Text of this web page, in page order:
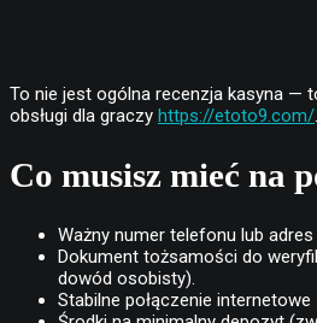
To nie jest ogólna recenzja kasyna —
obsługi dla graczy https://etoto9.com/.
Co musisz mieć na
Ważny numer telefonu lub
Dokument tożsamości do
dowód osobisty).
Stabilne połączenie